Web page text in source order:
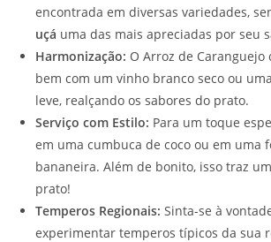
encontrada em diversas variedades,
uçá uma das mais apreciadas por seu
Harmonização: O Arroz de
bem com um vinho branco seco ou
leve, realçando os sabores do prato.
Serviço com Estilo: Para um toque
em uma cumbuca de coco ou em uma
bananeira. Além de bonito, isso traz
prato!
Temperos Regionais: Sinta-se à
experimentar temperos típicos da sua